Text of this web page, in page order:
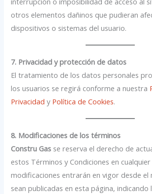
otros elementos dañinos que pudieran
dispositivos o sistemas del usuario.
7. Privacidad y protección de datos
El tratamiento de los datos personales
los usuarios se regirá conforme a nuestra
Privacidad y Política de Cookies.
8. Modificaciones de los términos
Constru Gas se reserva el derecho de
estos Términos y Condiciones en
modificaciones entrarán en vigor desde el
sean publicadas en esta página, indicando